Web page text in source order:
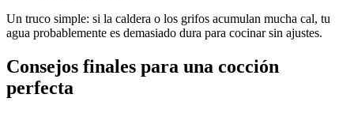
Un truco simple: si la caldera o los grifos acumulan mucha cal, tu
agua probablemente es demasiado dura para cocinar sin ajustes.
Consejos finales para una cocción
perfecta